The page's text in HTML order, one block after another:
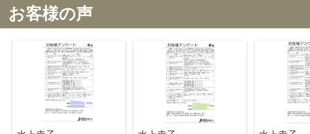
お客様の声